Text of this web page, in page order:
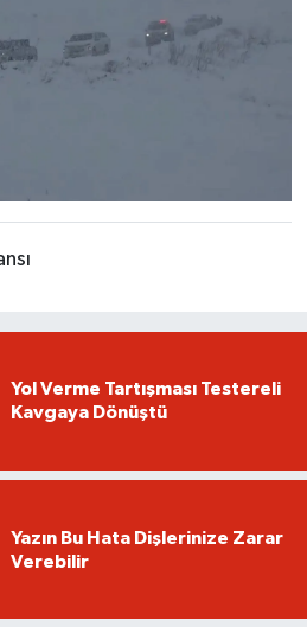
Yol Verme Tartışması Testereli
Kavgaya Dönüştü
Yazın Bu Hata Dişlerinize Zarar
Verebilir